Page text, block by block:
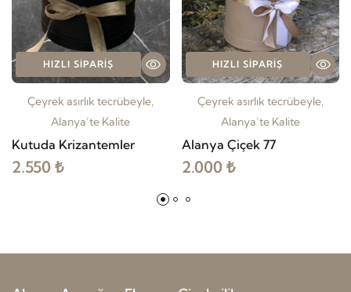
HIZLI SIPARIŞ
Çeyrek asırlık tecrübeyle,
Alanya’te Kalite
Kutuda Krizantemler
2.550 ₺
HIZLI SIPARIŞ
Çeyrek asırlık tecrübeyle,
Alanya’te Kalite
Alanya Çiçek 77
2.000 ₺